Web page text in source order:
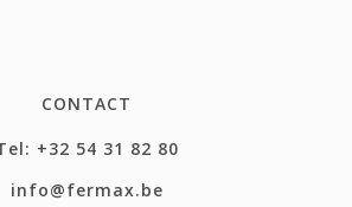
CONTACT
+32 54 31 82 80
info@fermax.be